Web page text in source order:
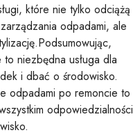
które nie tylko odciążą
odpadami, ale
niezbędna usługa dla
i dbać o środowisko.
odpadami po remoncie to
odpowiedzialności